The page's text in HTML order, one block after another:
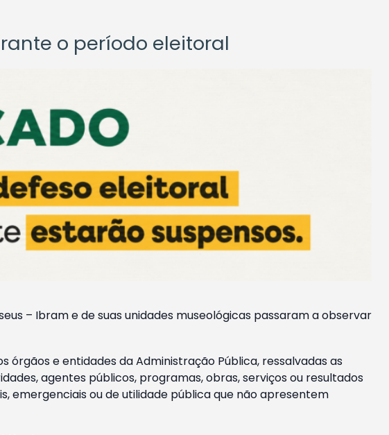
o período eleitoral
– Ibram e de suas unidades museológicas passaram a observar
órgãos e entidades da Administração Pública, ressalvadas as
agentes públicos, programas, obras, serviços ou resultados
emergenciais ou de utilidade pública que não apresentem